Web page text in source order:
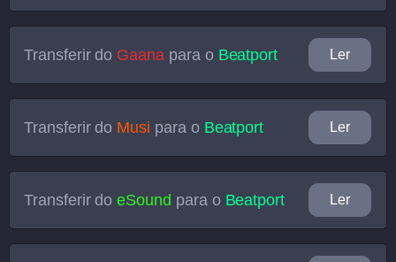
Transferir do Gaana para o Beatport Ler
Transferir do Musi para o Beatport Ler
Transferir doeSound para o Beatport Ler